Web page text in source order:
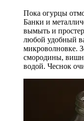
Пока огурцы
Банки и
вымыть и
любой удобный
микроволновке.
смородины,
водой. Чеснок